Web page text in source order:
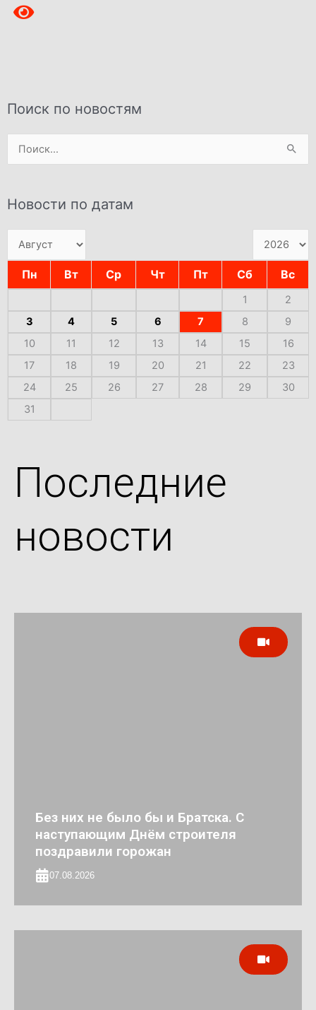
Поиск по новостям
Поиск:
Новости по датам
Пн Вт Ср Чт Пт Сб Вс
1
2
3
4 5 6 7 8
9
10
11 12 13 14 15
16
17
18 19 20 21 22
23
24
25 26 27 28 29
30
31
Последние
новости
Без них не было бы и Братска. С
наступающим Днём строителя
поздравили горожан
07.08.2026